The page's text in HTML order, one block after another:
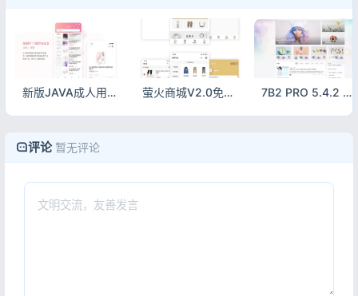
新版JAVA成人用品商城APP源码 双端原生+小程序全开源 萤火商城V2.0免费开源版源码 轻量级PHP电商系统 7B2 PRO 5.4.2 免授权开心版 | B2主题最新版 WordPress商业主题
评论 暂无评论